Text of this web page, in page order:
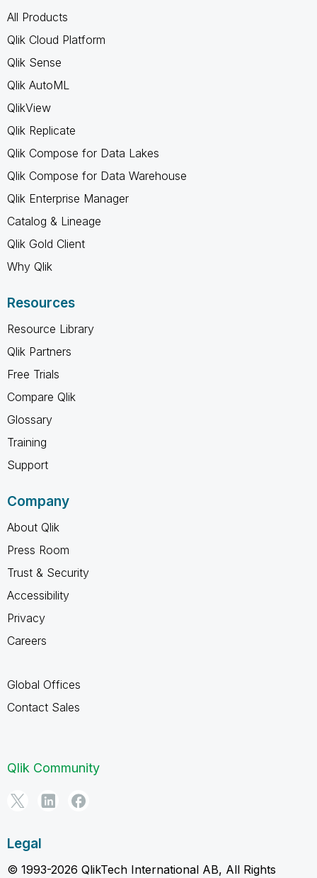
All Products
Qlik Cloud Platform
Qlik Sense
Qlik AutoML
QlikView
Qlik Replicate
Qlik Compose for Data Lakes
Qlik Compose for Data Warehouse
Qlik Enterprise Manager
Catalog & Lineage
Qlik Gold Client
Why Qlik
Resources
Resource Library
Qlik Partners
Free Trials
Compare Qlik
Glossary
Training
Support
Company
About Qlik
Press Room
Trust & Security
Accessibility
Privacy
Careers
Global Offices
Contact Sales
Qlik Community
Legal
© 1993-2026 QlikTech International AB, All Rights